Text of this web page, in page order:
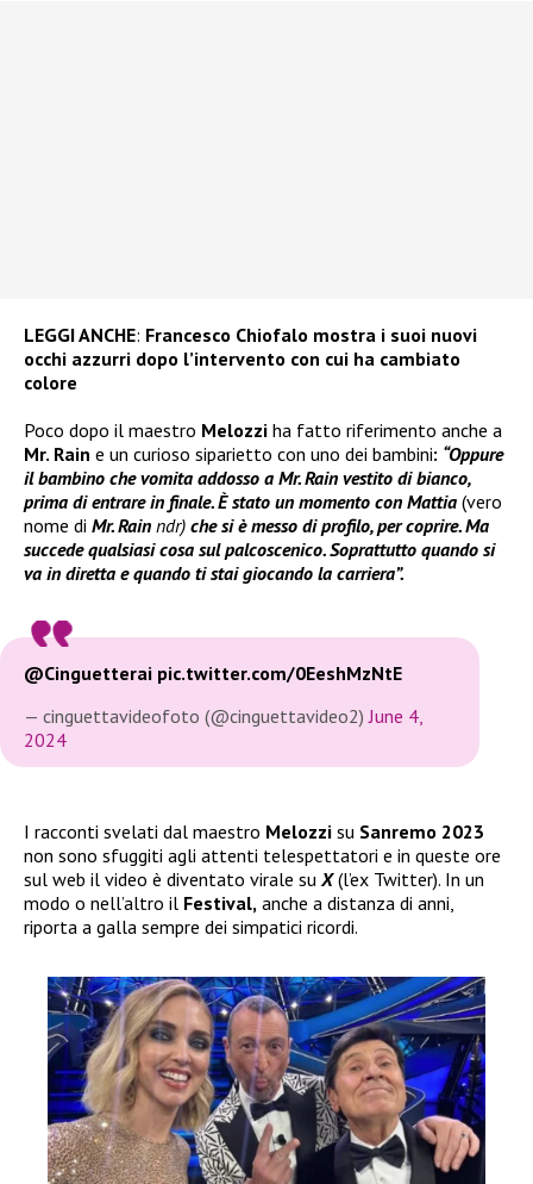
LEGGI ANCHE: Francesco Chiofalo mostra i suoi nuovi
occhi azzurri dopo l’intervento con cui ha cambiato
colore
Poco dopo il maestro Melozzi ha fatto riferimento anche a
Mr. Rain e un curioso siparietto con uno dei bambini: “Oppure
il bambino che vomita addosso a Mr. Rain vestito di bianco,
prima di entrare in finale. È stato un momento con Mattia (vero
nome di Mr. Rain ndr) che si è messo di profilo, per coprire. Ma
succede qualsiasi cosa sul palcoscenico. Soprattutto quando si
va in diretta e quando ti stai giocando la carriera”.
@Cinguetterai pic.twitter.com/0EeshMzNtE
— cinguettavideofoto (@cinguettavideo2) June 4,
2024
I racconti svelati dal maestro Melozzi su Sanremo 2023
non sono sfuggiti agli attenti telespettatori e in queste ore
sul web il video è diventato virale su X(l’ex Twitter). In un
modo o nell’altro il Festival, anche a distanza di anni,
riporta a galla sempre dei simpatici ricordi.